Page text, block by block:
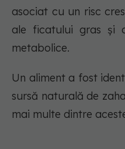
asociat cu un risc
ale ficatului gras și
metabolice.
Un aliment a fost
sursă naturală de
mai multe dintre